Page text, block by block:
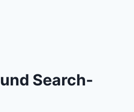
Search-